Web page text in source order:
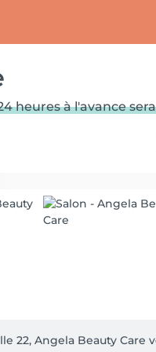
heures à l'avance
22, Angela Beauty